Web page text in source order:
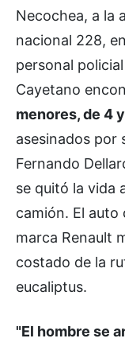
Necochea, a la
nacional 228,
personal
Cayetano
menores, de 4
asesinados por
Fernando
se quitó la vida
camión. El auto
marca Renault
costado de la
eucaliptus.
"El hombre se